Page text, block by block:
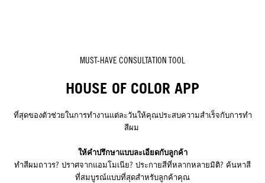
MUST-HAVE CONSULTATION TOOL
HOUSE OF COLOR APP
ที่สุดของตัวช่วยในการทำงานแต่ละวันให้คุณประสบความสำเร็จกับการทำ
สีผม
ให้คำปรึกษาแบบละเอียดกับลูกค้า
ทำสีผมถาวร? ปราศจากแอมโมเนีย? ประกายสีที่หลากหลายมิติ? ค้นหาสี
ที่สมบูรณ์แบบที่สุดสำหรับลูกค้าคุณ